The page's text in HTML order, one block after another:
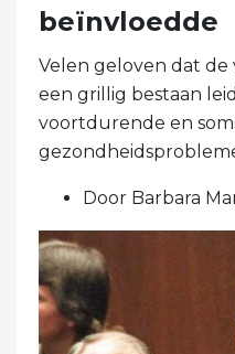
beïnvloedde
Velen geloven dat de
een grillig bestaan
voortdurende en
Door Barbara